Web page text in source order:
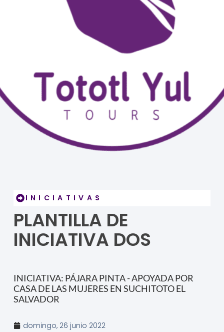
INICIATIVAS
PLANTILLA DE
INICIATIVA DOS
INICIATIVA: PÁJARA PINTA - APOYADA POR
CASA DE LAS MUJERES EN SUCHITOTO EL
SALVADOR
domingo, 26 junio 2022